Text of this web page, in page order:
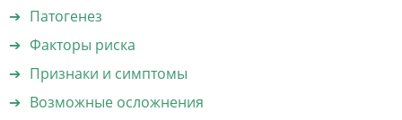
Патогенез
Факторы риска
Признаки и симптомы
Возможные осложнения